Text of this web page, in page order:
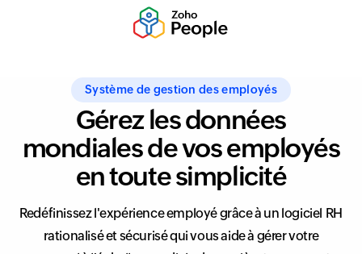
Système de gestion des employés
Gérez les données
mondiales de vos employés
en toute simplicité
Redéfinissez l'expérience employé grâce à un logiciel RH
rationalisé et sécurisé qui vous aide à gérer votre